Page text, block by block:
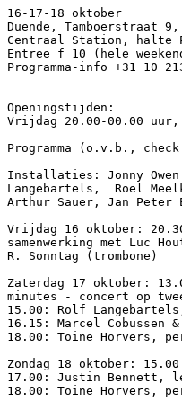
16-17-18 oktober
Duende, Tamboerstraat
Centraal Station, halte
Entree f 10 (hele
Programma-info +31 10
Openingstijden:
Vrijdag 20.00-00.00 uur,
Programma (o.v.b., check
Installaties: Jonny
Langebartels,  Roel
Arthur Sauer, Jan Peter
Vrijdag 16 oktober:
samenwerking met Luc
R. Sonntag (trombone)
Zaterdag 17 oktober:
minutes - concert op
15.00: Rolf
16.15: Marcel Cobussen
18.00: Toine Horvers,
Zondag 18 oktober:
17.00: Justin Bennett,
18.00: Toine Horvers,